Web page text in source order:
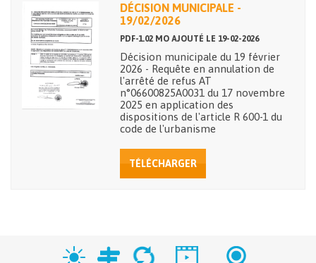
DÉCISION MUNICIPALE -
19/02/2026
PDF-1.02 MO AJOUTÉ LE 19-02-2026
Décision municipale du 19 février
2026 - Requête en annulation de
l'arrêté de refus AT
n°06600825A0031 du 17 novembre
2025 en application des
dispositions de l'article R 600-1 du
code de l'urbanisme
TÉLÉCHARGER